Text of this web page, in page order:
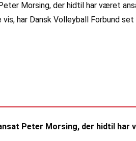
Morsing, der hidtil har været
har Dansk Volleyball Forbund
Peter Morsing, der hidtil